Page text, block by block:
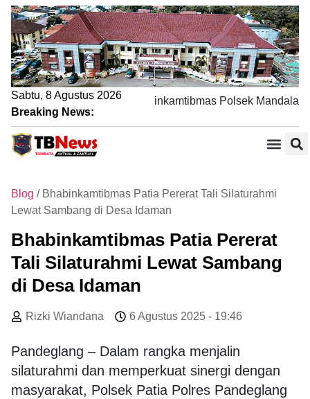
Sabtu, 8 Agustus 2026
Breaking News:
Lewat Sambang DDS, Bhabinkamtibmas Polsek
Blog / Bhabinkamtibmas Patia Pererat Tali Silaturahmi
Lewat Sambang di Desa Idaman
Bhabinkamtibmas Patia Pererat
Tali Silaturahmi Lewat Sambang
di Desa Idaman
Rizki Wiandana 6 Agustus 2025 - 19:46
Pandeglang – Dalam rangka menjalin
silaturahmi dan memperkuat sinergi dengan
masyarakat, Polsek Patia Polres Pandeglang